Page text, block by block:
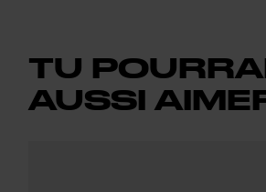
TU
AUSSI